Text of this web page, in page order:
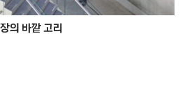
의 바깥 고리